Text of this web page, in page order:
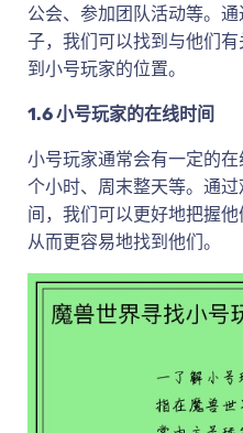
公会、参加团队活动等。
子，我们可以找到与他们
到小号玩家的位置。
1.6 小号玩家的在线时间
小号玩家通常会有一定的
个小时、周末整天等。通
间，我们可以更好地把握他
从而更容易地找到他们。